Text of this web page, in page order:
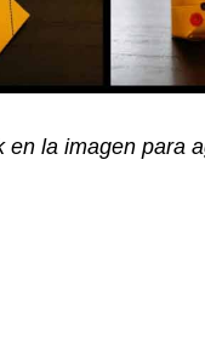
en la imagen para